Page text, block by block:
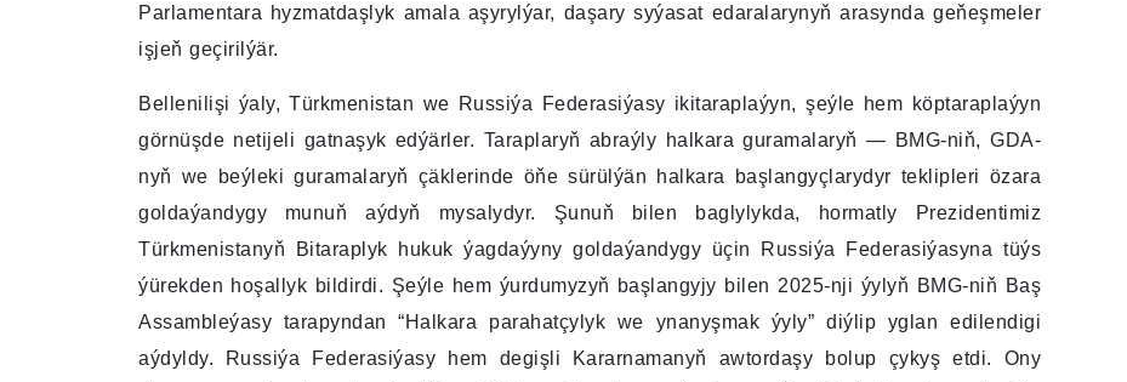
Parlamentara hyzmatdaşlyk amala aşyrylýar, daşary syýasat edaralarynyň arasynda geňeşmeler
işjeň geçirilýär.
Bellenilişi ýaly, Türkmenistan we Russiýa Federasiýasy ikitaraplaýyn, şeýle hem köptaraplaýyn
görnüşde netijeli gatnaşyk edýärler. Taraplaryň abraýly halkara guramalaryň — BMG-niň, GDA-
nyň we beýleki guramalaryň çäklerinde öňe sürülýän halkara başlangyçlarydyr teklipleri özara
goldaýandygy munuň aýdyň mysalydyr. Şunuň bilen baglylykda, hormatly Prezidentimiz
Türkmenistanyň Bitaraplyk hukuk ýagdaýyny goldaýandygy üçin Russiýa Federasiýasyna tüýs
ýürekden hoşallyk bildirdi. Şeýle hem ýurdumyzyň başlangyjy bilen 2025-nji ýylyň BMG-niň Baş
Assambleýasy tarapyndan “Halkara parahatçylyk we ynanyşmak ýyly” diýlip yglan edilendigi
aýdyldy. Russiýa Federasiýasy hem degişli Kararnamanyň awtordaşy bolup çykyş etdi. Ony